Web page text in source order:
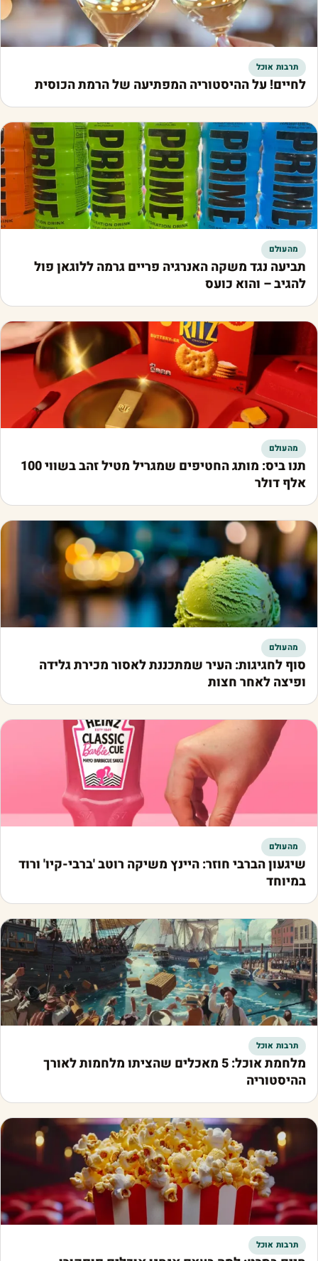
תרבות אוכל
לחיים! על ההיסטוריה המפתיעה של הרמת הכוסית
מהעולם
תביעה נגד משקה האנרגיה פריים גרמה ללוגאן פול
להגיב – והוא כועס
מהעולם
תנו ביס: מותג החטיפים שמגריל מטיל זהב בשווי 100
אלף דולר
מהעולם
סוף לחגיגות: העיר שמתכננת לאסור מכירת גלידה
ופיצה לאחר חצות
מהעולם
שיגעון הברבי חוזר: היינץ משיקה רוטב 'ברבי-קיו' ורוד
במיוחד
תרבות אוכל
מלחמת אוכל: 5 מאכלים שהציתו מלחמות לאורך
ההיסטוריה
תרבות אוכל